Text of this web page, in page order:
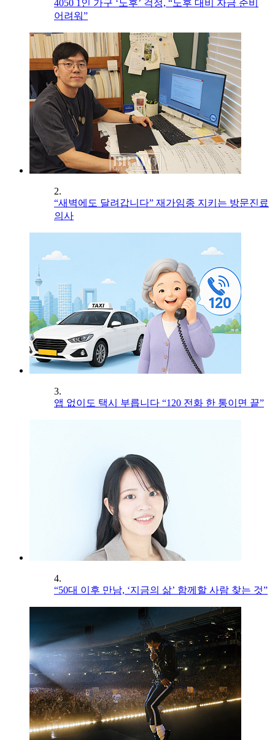
4050 1인 가구 ‘노후’ 걱정, “노후 대비 자금 준비
어려워”
2.
“새벽에도 달려갑니다” 재가임종 지키는 방문진료
의사
3.
앱 없이도 택시 부릅니다 “120 전화 한 통이면 끝”
4.
“50대 이후 만남, ‘지금의 삶’ 함께할 사람 찾는 것”